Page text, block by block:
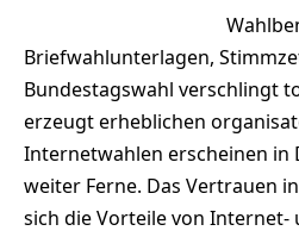
Briefwahlunterlagen,
Bundestagswahl verschlingt
erzeugt erheblichen
Internetwahlen erscheinen in
weiter Ferne. Das Vertrauen
sich die Vorteile von Internet-